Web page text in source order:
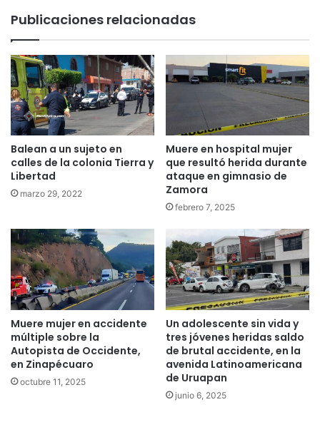
Publicaciones relacionadas
Balean a un sujeto en
calles de la colonia Tierra y
Libertad
marzo 29, 2022
Muere en hospital mujer
que resultó herida durante
ataque en gimnasio de
Zamora
febrero 7, 2025
Muere mujer en accidente
múltiple sobre la
Autopista de Occidente,
en Zinapécuaro
octubre 11, 2025
Un adolescente sin vida y
tres jóvenes heridas saldo
de brutal accidente, en la
avenida Latinoamericana
de Uruapan
junio 6, 2025